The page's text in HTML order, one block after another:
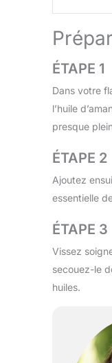
ÉTAPE 1
Dans votre
l’huile
presque
ÉTAPE 2
Ajoutez
essentielle
ÉTAPE 3
Vissez
secouez-le
huiles.